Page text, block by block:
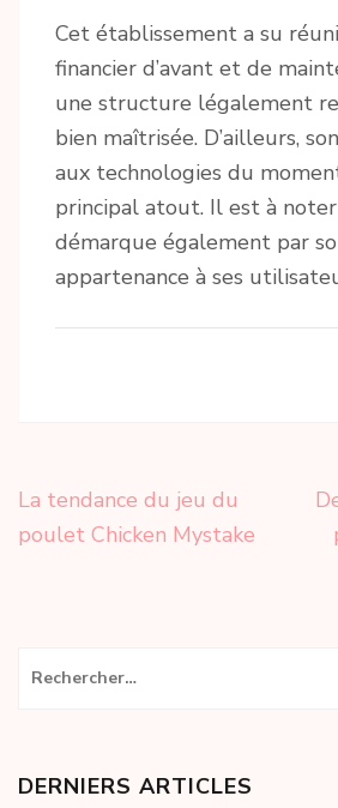
Cet établissement a su
financier d’avant et de
une structure légalement
bien maîtrisée. D’ailleurs,
aux technologies du
principal atout. Il est à noter
démarque également par
appartenance à ses
Navigation
de
La tendance du jeu du
poulet Chicken Mystake
Rechercher :
DERNIERS ARTICLES